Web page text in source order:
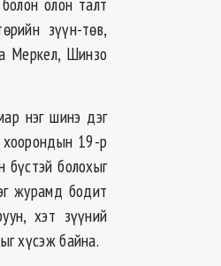
зүүн-төв,
Меркел, Шинзо
нэг шинэ дэг
хоорондын 19-р
бүстэй болохыг
журамд бодит
хэт зүүний
хүсэж байна.